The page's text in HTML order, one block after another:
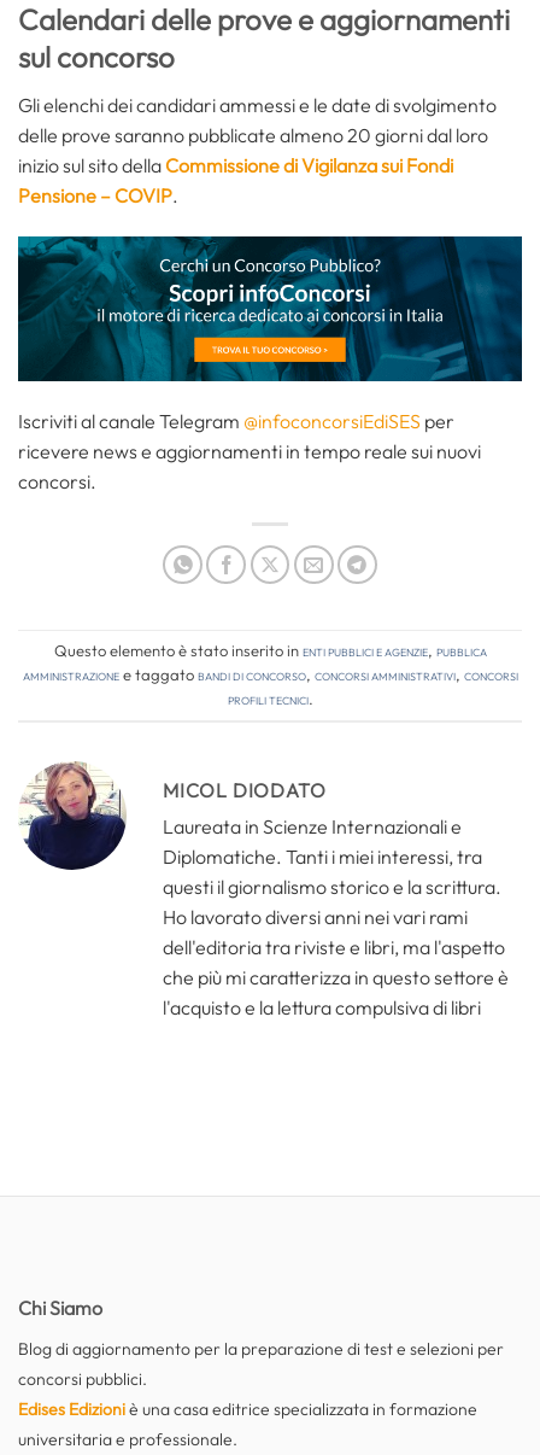
Calendari delle prove e aggiornamenti
sul concorso
Gli elenchi dei candidari ammessi e le date di svolgimento
delle prove saranno pubblicate almeno 20 giorni dal loro
inizio sul sito dellaCommissione di Vigilanza sui Fondi
Pensione – COVIP.
Iscriviti al canale Telegram @infoconcorsiEdiSES per
ricevere news e aggiornamenti in tempo reale sui nuovi
concorsi.
Questo elemento è stato inserito inEnti pubblici e agenzie, Pubblica
amministrazionee taggatobandi di concorso, concorsi amministrativi, concorsi
profili tecnici.
MICOL DIODATO
Laureata in Scienze Internazionali e
Diplomatiche. Tanti i miei interessi, tra
questi il giornalismo storico e la scrittura.
Ho lavorato diversi anni nei vari rami
dell'editoria tra riviste e libri, ma l'aspetto
che più mi caratterizza in questo settore è
l'acquisto e la lettura compulsiva di libri
Chi Siamo
Blog di aggiornamento per la preparazione di test e selezioni per
concorsi pubblici.
Edises Edizioniè una casa editrice specializzata in formazione
universitaria e professionale.